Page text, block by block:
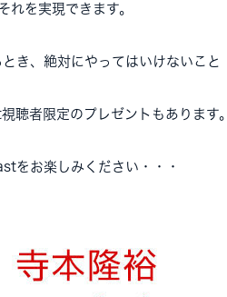
を実現できます。
き、絶対にやってはいけないこと
聴者限定のプレゼントもあります。
をお楽しみください・・・